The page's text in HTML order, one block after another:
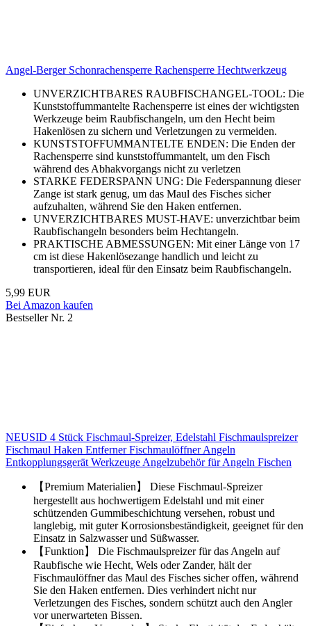
Angel-Berger Schonrachensperre Rachensperre Hechtwerkzeug
UNVERZICHTBARES RAUBFISCHANGEL-TOOL: Die
Kunststoffummantelte Rachensperre ist eines der wichtigsten
Werkzeuge beim Raubfischangeln, um den Hecht beim
Hakenlösen zu sichern und Verletzungen zu vermeiden.
KUNSTSTOFFUMMANTELTE ENDEN: Die Enden der
Rachensperre sind kunststoffummantelt, um den Fisch
während des Abhakvorgangs nicht zu verletzen
STARKE FEDERSPANN UNG: Die Federspannung dieser
Zange ist stark genug, um das Maul des Fisches sicher
aufzuhalten, während Sie den Haken entfernen.
UNVERZICHTBARES MUST-HAVE: unverzichtbar beim
Raubfischangeln besonders beim Hechtangeln.
PRAKTISCHE ABMESSUNGEN: Mit einer Länge von 17
cm ist diese Hakenlösezange handlich und leicht zu
transportieren, ideal für den Einsatz beim Raubfischangeln.
5,99 EUR
Bei Amazon kaufen
Bestseller Nr. 2
NEUSID 4 Stück Fischmaul-Spreizer, Edelstahl Fischmaulspreizer
Fischmaul Haken Entferner Fischmaulöffner Angeln
Entkopplungsgerät Werkzeuge Angelzubehör für Angeln Fischen
【Premium Materialien】 Diese Fischmaul-Spreizer
hergestellt aus hochwertigem Edelstahl und mit einer
schützenden Gummibeschichtung versehen, robust und
langlebig, mit guter Korrosionsbeständigkeit, geeignet für den
Einsatz in Salzwasser und Süßwasser.
【Funktion】 Die Fischmaulspreizer für das Angeln auf
Raubfische wie Hecht, Wels oder Zander, hält der
Fischmaulöffner das Maul des Fisches sicher offen, während
Sie den Haken entfernen. Dies verhindert nicht nur
Verletzungen des Fisches, sondern schützt auch den Angler
vor unerwarteten Bissen.